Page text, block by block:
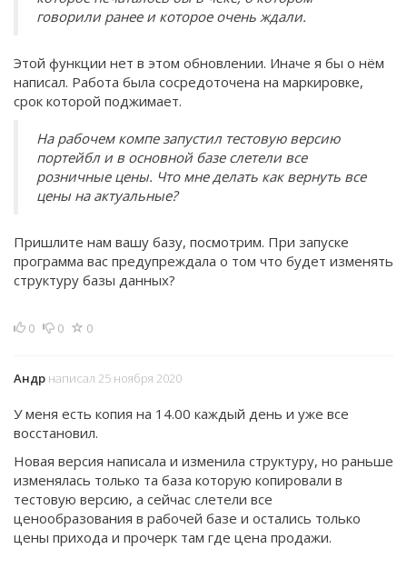
говорили ранее и которое очень ждали.
Этой функции нет в этом обновлении. Иначе я бы о нём
написал. Работа была сосредоточена на маркировке,
срок которой поджимает.
На рабочем компе запустил тестовую версию
портейбл и в основной базе слетели все
розничные цены. Что мне делать как вернуть все
цены на актуальные?
Пришлите нам вашу базу, посмотрим. При запуске
программа вас предупреждала о том что будет изменять
структуру базы данных?
0 0 0
Андр написал 25 ноября 2020
У меня есть копия на 14.00 каждый день и уже все
восстановил.
Новая версия написала и изменила структуру, но раньше
изменялась только та база которую копировали в
тестовую версию, а сейчас слетели все
ценообразования в рабочей базе и остались только
цены прихода и прочерк там где цена продажи.